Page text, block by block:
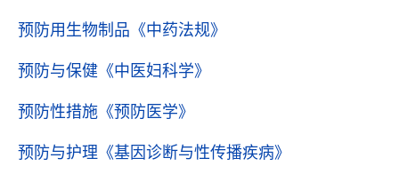
预防用生物制品 《中药法规》
预防与保健 《中医妇科学》
预防性措施 《预防医学》
预防与护理 《基因诊断与性传播疾病》